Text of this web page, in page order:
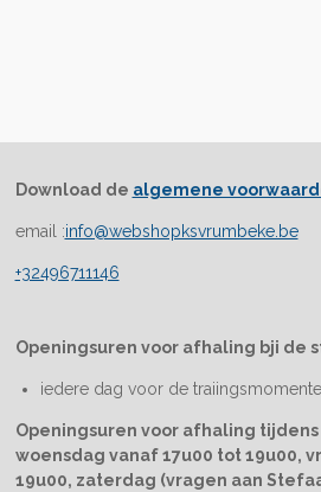
Download de algemene
email :info@webshopksvrumbeke.be
+32496711146
Openingsuren voor afhaling bji de
iedere dag voor de
Openingsuren voor afhaling tijdens
woensdag vanaf 17u00 tot 19u00,
19u00, zaterdag (vragen aan